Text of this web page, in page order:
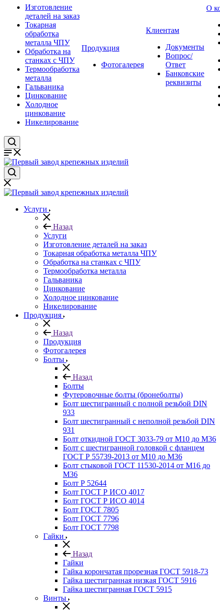
Изготовление
деталей на заказ
Токарная
обработка
металла ЧПУ
Обработка на
станках с ЧПУ
Термообработка
металла
Гальваника
Цинкование
Холодное
цинкование
Никелирование
Продукция
Фотогалерея
Клиентам
Документы
Вопрос/
Ответ
Банковские
реквизиты
О
Услуги
Назад
Услуги
Изготовление деталей на заказ
Токарная обработка металла ЧПУ
Обработка на станках с ЧПУ
Термообработка металла
Гальваника
Цинкование
Холодное цинкование
Никелирование
Продукция
Назад
Продукция
Фотогалерея
Болты
Назад
Болты
Футеровочные болты (бронеболты)
Болт шестигранный с полной резьбой DIN
933
Болт шестигранный с неполной резьбой DIN
931
Болт откидной ГОСТ 3033-79 от М10 до М36
Болт с шестигранной головкой с фланцем
ГОСТ Р 55739-2013 от М10 до М36
Болт стыковой ГОСТ 11530-2014 от М16 до
М36
Болт Р 52644
Болт ГОСТ Р ИСО 4017
Болт ГОСТ Р ИСО 4014
Болт ГОСТ 7805
Болт ГОСТ 7796
Болт ГОСТ 7798
Гайки
Назад
Гайки
Гайка корончатая прорезная ГОСТ 5918-73
Гайка шестигранная низкая ГОСТ 5916
Гайка шестигранная ГОСТ 5915
Винты